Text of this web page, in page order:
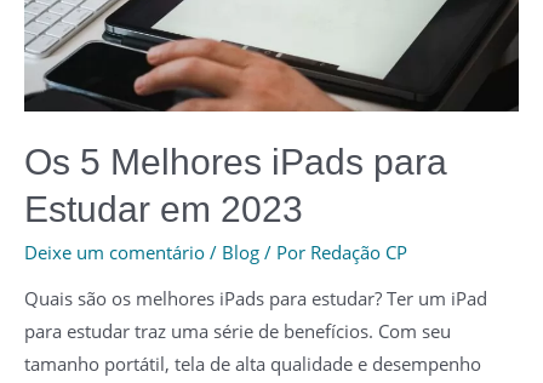
Os 5 Melhores iPads para
Estudar em 2023
Deixe um comentário / Blog / Por Redação CP
Quais são os melhores iPads para estudar? Ter um iPad
para estudar traz uma série de benefícios. Com seu
tamanho portátil, tela de alta qualidade e desempenho